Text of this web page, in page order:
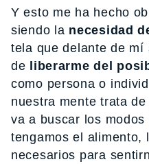
Y esto me ha hecho
siendo la necesidad
tela que delante de mí
de liberarme del
como persona o
nuestra mente trata
va a buscar los
tengamos el alimento,
necesarios para